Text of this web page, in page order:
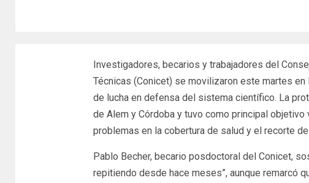
Investigadores, becarios y trabajadores del
Técnicas (Conicet) se movilizaron este martes en
de lucha en defensa del sistema científico. La
de Alem y Córdoba y tuvo como principal
problemas en la cobertura de salud y el recorte
Pablo Becher, becario posdoctoral del Conicet,
repitiendo desde hace meses”, aunque remarcó